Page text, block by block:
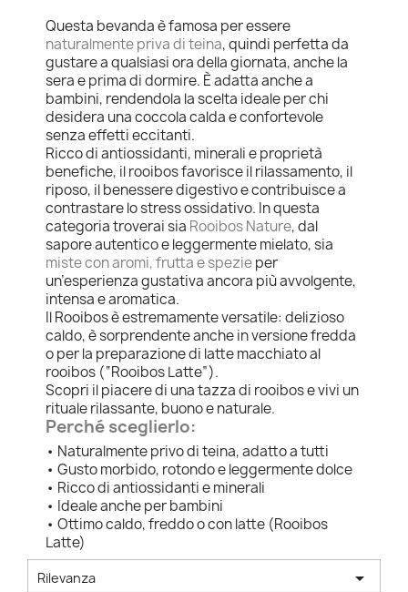
Questa bevanda è famosa per essere
naturalmente priva di teina, quindi perfetta da
gustare a qualsiasi ora della giornata, anche la
sera e prima di dormire. È adatta anche a
bambini, rendendola la scelta ideale per chi
desidera una coccola calda e confortevole
senza effetti eccitanti.
Ricco di antiossidanti, minerali e proprietà
benefiche, il rooibos favorisce il rilassamento, il
riposo, il benessere digestivo e contribuisce a
contrastare lo stress ossidativo. In questa
categoria troverai sia Rooibos Nature, dal
sapore autentico e leggermente mielato, sia
miste con aromi, frutta e spezieper
un’esperienza gustativa ancora più avvolgente,
intensa e aromatica.
Il Rooibos è estremamente versatile: delizioso
caldo, è sorprendente anche in versione fredda
o per la preparazione di latte macchiato al
rooibos (“Rooibos Latte”).
Scopri il piacere di una tazza di rooibos e vivi un
rituale rilassante, buono e naturale.
Perché sceglierlo:
• Naturalmente privo di teina, adatto a tutti
• Gusto morbido, rotondo e leggermente dolce
• Ricco di antiossidanti e minerali
• Ideale anche per bambini
• Ottimo caldo, freddo o con latte (Rooibos
Latte)
Rilevanza 